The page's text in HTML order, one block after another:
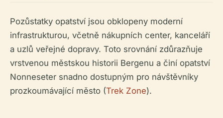
Pozůstatky opatství jsou obklopeny moderní
infrastrukturou, včetně nákupních center, kanceláří
a uzlů veřejné dopravy. Toto srovnání zdůrazňuje
vrstvenou městskou historii Bergenu a činí opatství
Nonneseter snadno dostupným pro návštěvníky
prozkoumávající město (Trek Zone).